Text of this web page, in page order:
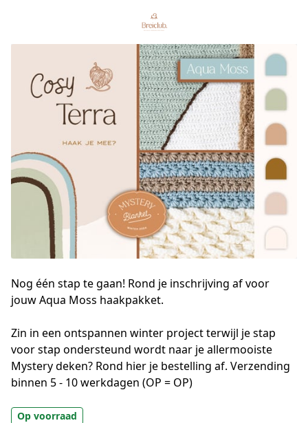
Nog één stap te gaan! Rond je inschrijving af voor
jouw Aqua Moss haakpakket.
Zin in een ontspannen winter project terwijl je stap
voor stap ondersteund wordt naar je allermooiste
Mystery deken? Rond hier je bestelling af. Verzending
binnen 5 - 10 werkdagen (OP = OP)
Op voorraad